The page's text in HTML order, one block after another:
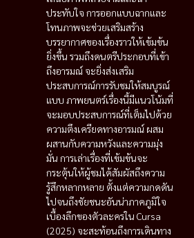
ประทับใจ การออกแบบฉากและ
โทนภาพจะช่วยเสริมสร้าง
บรรยากาศของเรื่องราวให้เข้มข้น
ยิ่งขึ้น รวมถึงดนตรีประกอบที่เข้า
ถึงอารมณ์ จะยิ่งส่งเสริม
ประสบการณ์การรับชมให้สมบูรณ์
แบบ ภาพยนตร์เรื่องนี้มีแนวโน้มที่
จะมอบประสบการณ์ที่เต็มไปด้วย
ความตึงเครียดทางอารมณ์ ผสม
ผสานกับความหวังและความมุ่ง
มั่น การเล่าเรื่องที่เข้มข้นจะ
กระตุ้นให้ผู้ชมได้สัมผัสถึงความ
รู้สึกหลากหลาย ตั้งแต่ความกดดัน
ไปจนถึงชัยชนะอันน่าภาคภูมิใจ
เบื้องลึกของตัวละครใน Cursa
(2025) จะสะท้อนถึงการเดินทาง